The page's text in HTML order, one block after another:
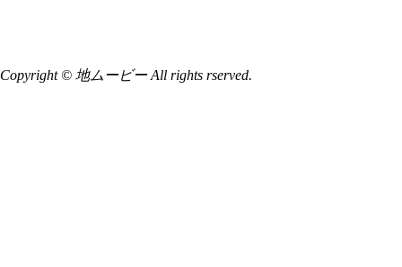
Copyright © 地ムービー All rights rserved.